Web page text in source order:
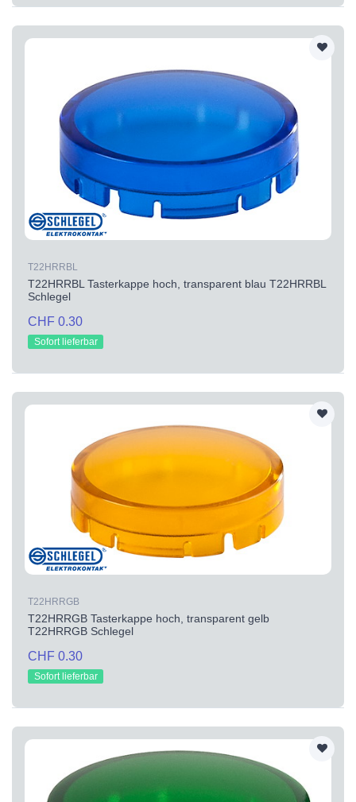
T22HRRBL
T22HRRBL Tasterkappe hoch, transparent blau T22HRRBL
Schlegel
CHF 0.30
Sofort lieferbar
T22HRRGB
T22HRRGB Tasterkappe hoch, transparent gelb
T22HRRGB Schlegel
CHF 0.30
Sofort lieferbar